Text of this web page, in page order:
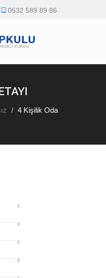
0532 589 89 86
4 Kişilik Oda